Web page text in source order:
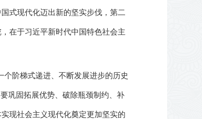
式现代化迈出新的坚实步伐，第二
在于习近平新时代中国特色社会主
个阶梯式递进、不断发展进步的历史
巩固拓展优势、破除瓶颈制约、补
现社会主义现代化奠定更加坚实的